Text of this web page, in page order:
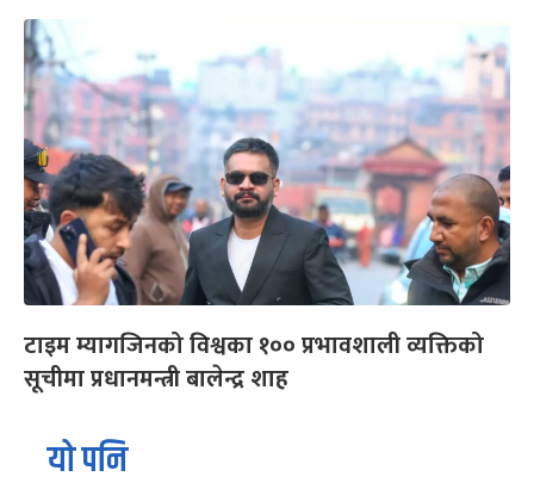
टाइम म्यागजिनको विश्वका १०० प्रभावशाली व्यक्तिको
सूचीमा प्रधानमन्त्री बालेन्द्र शाह
यो पनि